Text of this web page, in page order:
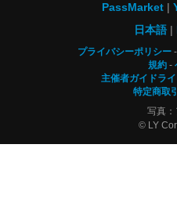
PassMarket
日本語
プライバシーポリシー
規約
主催者ガイドラ
特定商取
写真：
© LY